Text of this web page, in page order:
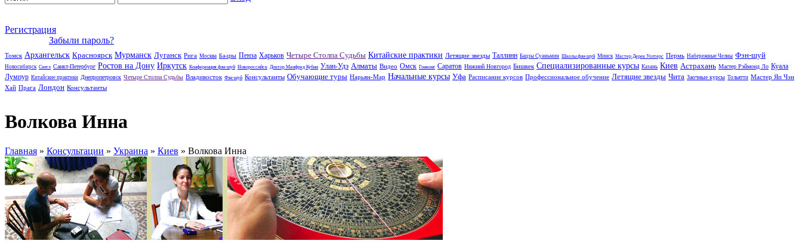
Регистрация
Забыли пароль?
Томск Архангельск Красноярск Мурманск Луганск Рига Москва Ба-цзы Пенза Харьков Четыре Столпа Судьбы Китайские практики Летящие звезды Таллинн Бацзы Суаньмин Школы фэн-шуй Минск Мастер Дерек Уолтерс Пермь Набережные Челны Фэн-шуй
Новосибирск Сиэтл Санкт-Петербург Ростов на Дону Иркутск Конференция фэн-шуй Новороссийск Доктор Манфред Кубни Улан-Удэ Алматы Видео Омск Гонконг Саратов Нижний Новгород Бишкек Специализированные курсы Казань Киев Астрахань Мастер Рэймонд Ло Куала
Лумпур Китайские практики Днепропетровск Четыре Столпа Судьбы Владивосток Фэн-шуй Консультанты Обучающие туры Нарьян-Мар Начальные курсы Уфа Расписание курсов Профессиональное обучение Летящие звезды Чита Заочные курсы Тольятти Мастер Яп Чэн
Хай Прага Лондон Консультанты
Волкова Инна
Главная » Консультации » Украина » Киев » Волкова Инна